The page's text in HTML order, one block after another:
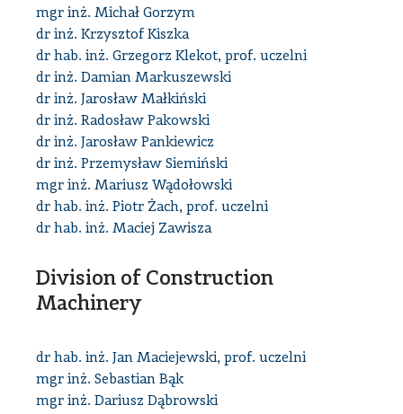
mgr inż. Michał Gorzym
dr inż. Krzysztof Kiszka
dr hab. inż. Grzegorz Klekot, prof. uczelni
dr inż. Damian Markuszewski
dr inż. Jarosław Małkiński
dr inż. Radosław Pakowski
dr inż. Jarosław Pankiewicz
dr inż. Przemysław Siemiński
mgr inż. Mariusz Wądołowski
dr hab. inż. Piotr Żach, prof. uczelni
dr hab. inż. Maciej Zawisza
Division of Construction
Machinery
dr hab. inż. Jan Maciejewski, prof. uczelni
mgr inż. Sebastian Bąk
mgr inż. Dariusz Dąbrowski